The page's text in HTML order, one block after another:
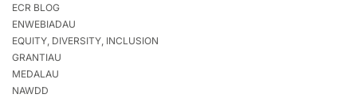
ECR BLOG
ENWEBIADAU
EQUITY, DIVERSITY, INCLUSION
GRANTIAU
MEDALAU
NAWDD